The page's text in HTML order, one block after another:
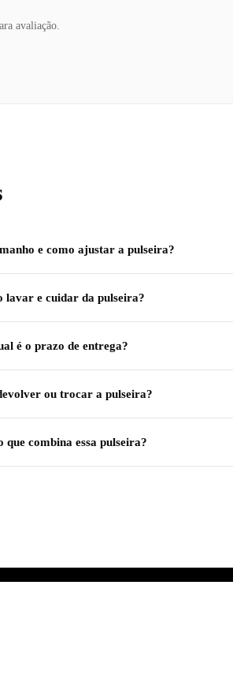
avaliação.
e como ajustar a pulseira?
lavar e cuidar da pulseira?
é o prazo de entrega?
ou trocar a pulseira?
que combina essa pulseira?